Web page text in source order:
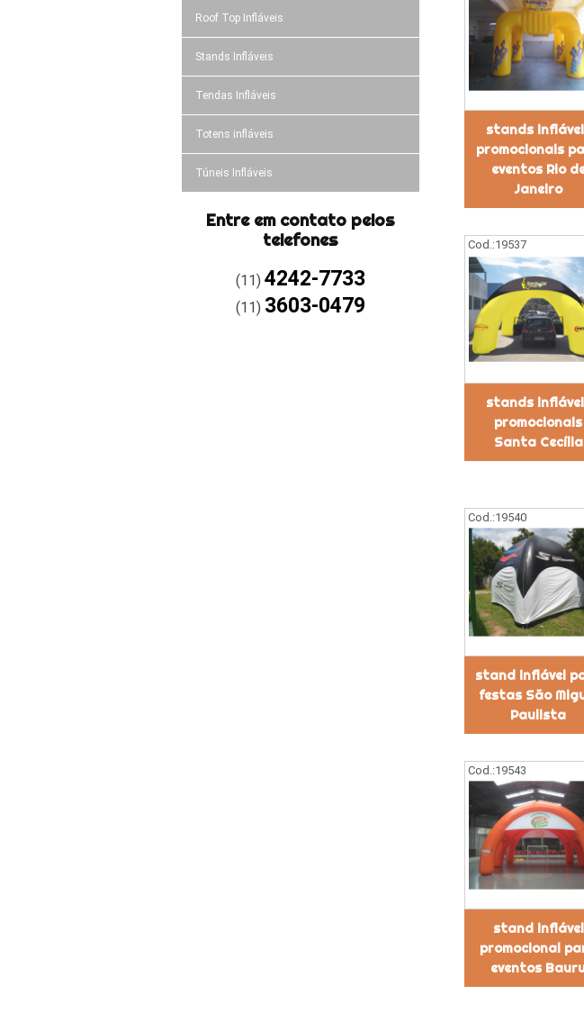
Roof Top Infláveis
Stands Infláveis
Tendas Infláveis
Totens infláveis
Túneis Infláveis
Entre em contato pelos
telefones
(11) 4242-7733
(11) 3603-0479
stands
promocionais
eventos Rio
Janeiro
Cod.:19537
stands
promocionais
Santa Cecília
Cod.:19540
stand inflável
festas São
Paulista
Cod.:19543
stand inflável
promocional
eventos